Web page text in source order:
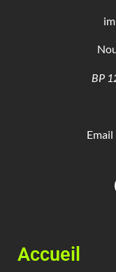
BP
Email
Accueil